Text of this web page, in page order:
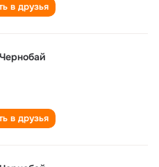
в друзья
в друзья